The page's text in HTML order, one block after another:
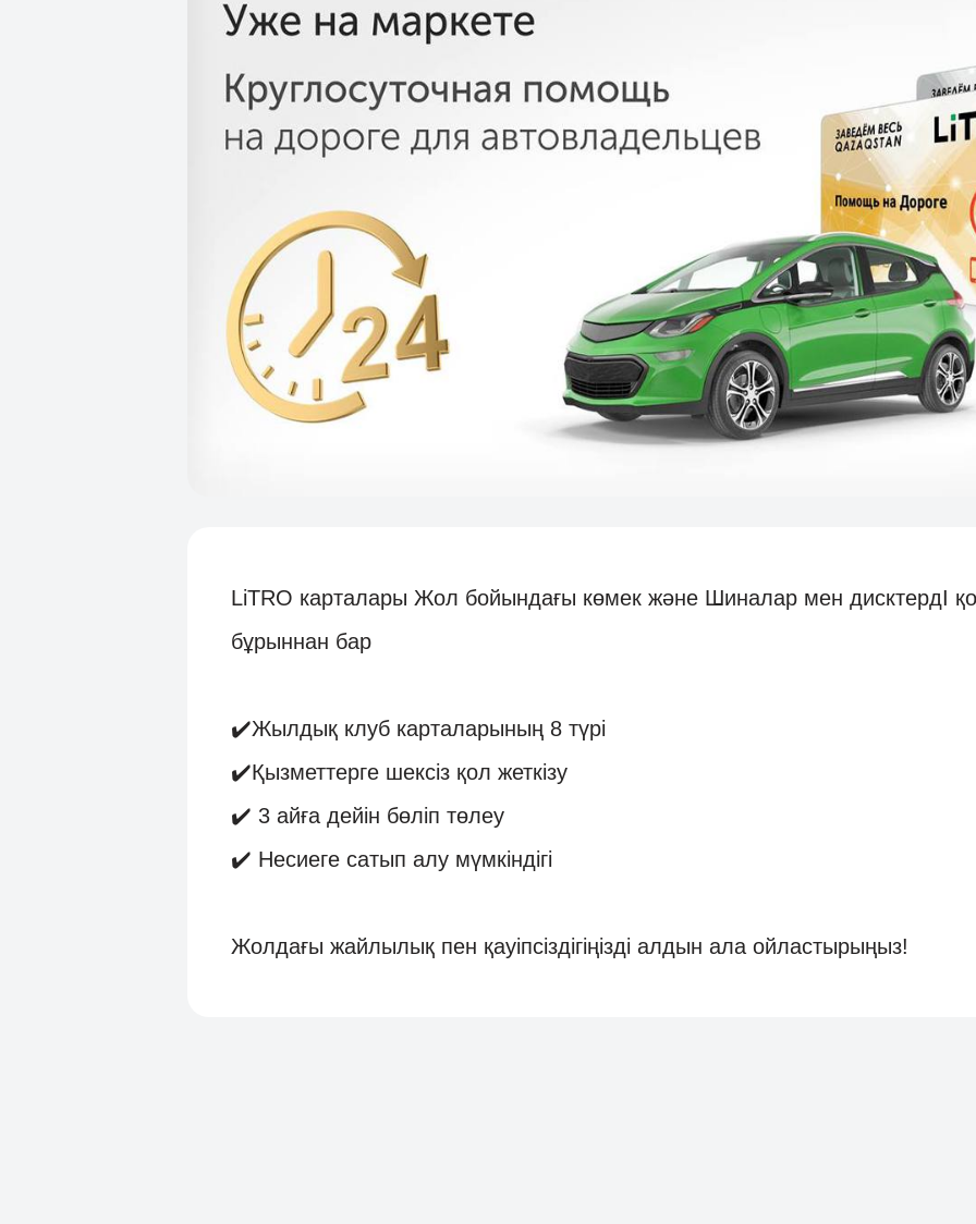
LiTRO карталары Жол бойындағы көмек және Шиналар мен дисктердI
бұрыннан бар
✔️Жылдық клуб карталарының 8 түрі
✔️Қызметтерге шексіз қол жеткізу
✔️ 3 айға дейін бөліп төлеу
✔️ Несиеге сатып алу мүмкіндігі
Жолдағы жайлылық пен қауіпсіздігіңізді алдын ала ойластырыңыз!